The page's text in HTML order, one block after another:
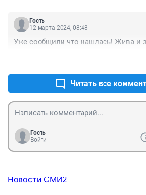
Гость
12 марта 2024, 08:48
Уже сообщили что нашлась! Жива и
Читать все
Гость
Войти
Новости СМИ2